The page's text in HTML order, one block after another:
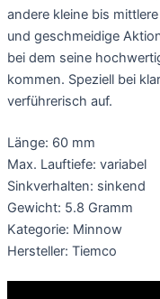
andere kleine bis
und geschmeidige
bei dem seine
kommen. Speziell bei
verführerisch auf.
Länge: 60 mm
Max. Lauftiefe: variabel
Sinkverhalten: sinkend
Gewicht: 5.8 Gramm
Kategorie: Minnow
Hersteller: Tiemco